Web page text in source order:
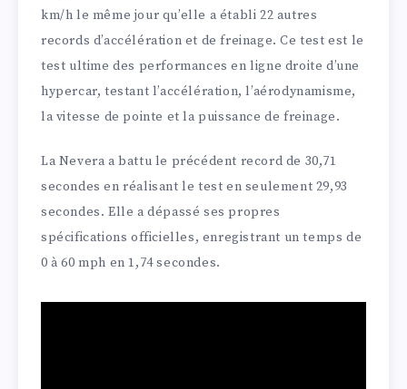
km/h le même jour qu’elle a établi 22 autres
records d’accélération et de freinage. Ce test est le
test ultime des performances en ligne droite d’une
hypercar, testant l’accélération, l’aérodynamisme,
la vitesse de pointe et la puissance de freinage.
La Nevera a battu le précédent record de 30,71
secondes en réalisant le test en seulement 29,93
secondes. Elle a dépassé ses propres
spécifications officielles, enregistrant un temps de
0 à 60 mph en 1,74 secondes.